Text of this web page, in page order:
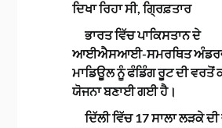
ਦਿਖਾ ਰਿਹਾ ਸੀ, ਗ੍ਰਿਫ਼ਤਾਰ
ਭਾਰਤ ਵਿੱਚ ਪਾਕਿਸਤਾਨ ਦੇ
ਆਈਐਸਆਈ-ਸਮਰਥਿਤ
ਮਾਡਿਊਲ ਨੂੰ ਫੰਡਿੰਗ ਰੂਟ ਦੀ ਵਰਤੋਂ
ਯੋਜਨਾ ਬਣਾਈ ਗਈ ਹੈ।
ਦਿੱਲੀ ਵਿੱਚ 17 ਸਾਲਾ ਲੜਕੇ